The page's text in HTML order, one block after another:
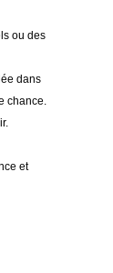
ou des
dans
chance.
et